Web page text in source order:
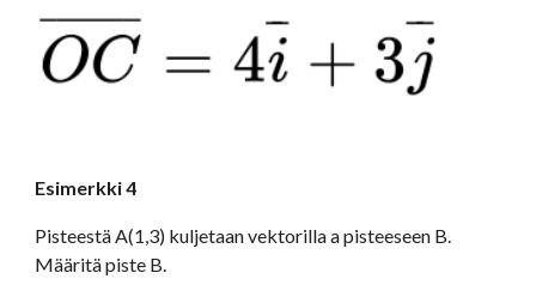
Esimerkki 4
Pisteestä A(1,3) kuljetaan vektorilla a pisteeseen B.
Määritä piste B.